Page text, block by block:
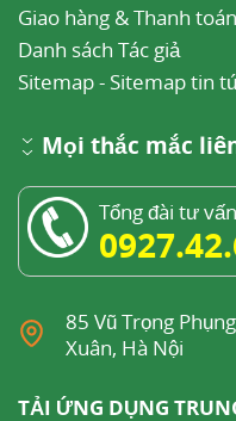
Giao hàng & Thanh toán
Danh sách Tác giả
Sitemap- Sitemap tin
Mọi thắc mắc
Tổng đài tư
85 Vũ Trọng
Xuân, Hà Nội
TẢI ỨNG DỤNG